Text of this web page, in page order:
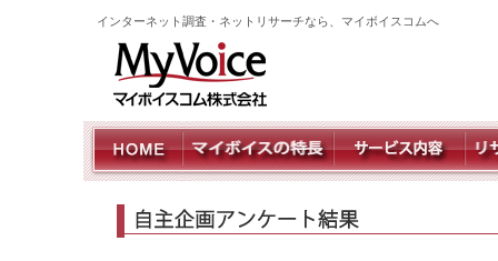
インターネット調査・ネットリサーチなら、マイボイスコムへ